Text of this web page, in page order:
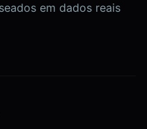
em dados reais